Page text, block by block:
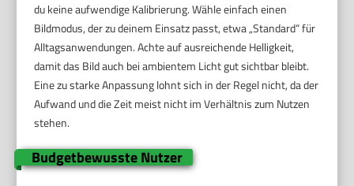
du keine aufwendige Kalibrierung. Wähle einfach einen
Bildmodus, der zu deinem Einsatz passt, etwa „Standard“ für
Alltagsanwendungen. Achte auf ausreichende Helligkeit,
damit das Bild auch bei ambientem Licht gut sichtbar bleibt.
Eine zu starke Anpassung lohnt sich in der Regel nicht, da der
Aufwand und die Zeit meist nicht im Verhältnis zum Nutzen
stehen.
Budgetbewusste Nutzer